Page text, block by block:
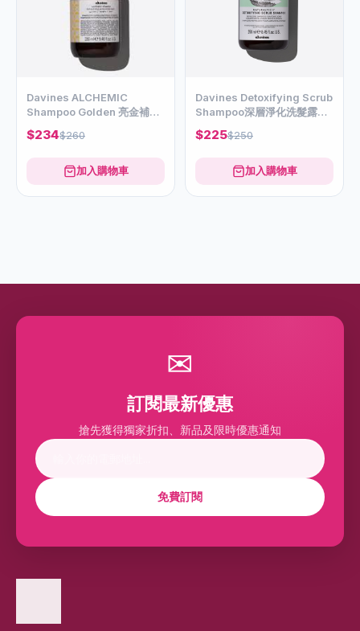
Davines ALCHEMIC
Shampoo Golden 亮金補色
洗髮露280ml
$234$260
加入購物車
Davines Detoxifying Scrub
Shampoo深層淨化洗髮露
250ml
$225$250
加入購物車
✉
訂閱最新優惠
搶先獲得獨家折扣、新品及限時優惠通知
免費訂閱